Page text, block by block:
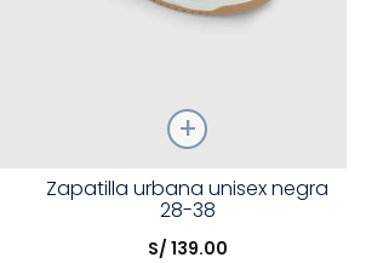
Talla
Elige una opción
Zapatilla urbana unisex negra
28-38
S/ 139.00